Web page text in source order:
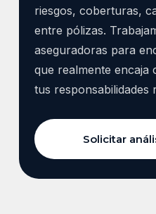
riesgos, coberturas,
entre pólizas.
aseguradoras para
que realmente encaja
tus responsabilidades
Solicitar